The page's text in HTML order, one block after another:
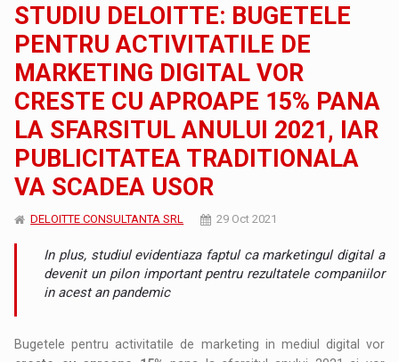
STUDIU DELOITTE: BUGETELE
PENTRU ACTIVITATILE DE
MARKETING DIGITAL VOR
CRESTE CU APROAPE 15% PANA
LA SFARSITUL ANULUI 2021, IAR
PUBLICITATEA TRADITIONALA
VA SCADEA USOR
DELOITTE CONSULTANTA SRL 29 Oct 2021
In plus, studiul evidentiaza faptul ca marketingul digital a
devenit un pilon important pentru rezultatele companiilor
in acest an pandemic
Bugetele pentru activitatile de marketing in mediul digital vor